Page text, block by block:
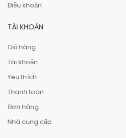
Điều khoản
TÀI KHOẢN
Giỏ hàng
Tài khoản
Yêu thích
Thanh toán
Đơn hàng
Nhà cung cấp